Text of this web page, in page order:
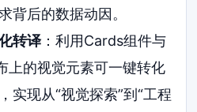
背后的数据动因。
转译：利用Cards组件与
上的视觉元素可一键转化
实现从“视觉探索”到“工程